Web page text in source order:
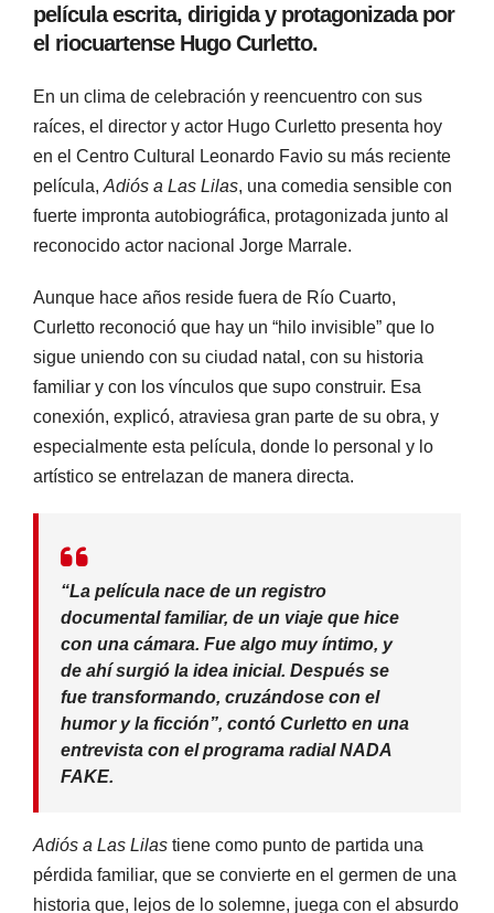
película escrita, dirigida y protagonizada por
el riocuartense Hugo Curletto.
En un clima de celebración y reencuentro con sus
raíces, el director y actor Hugo Curletto presenta hoy
en el Centro Cultural Leonardo Favio su más reciente
película, Adiós a Las Lilas, una comedia sensible con
fuerte impronta autobiográfica, protagonizada junto al
reconocido actor nacional Jorge Marrale.
Aunque hace años reside fuera de Río Cuarto,
Curletto reconoció que hay un “hilo invisible” que lo
sigue uniendo con su ciudad natal, con su historia
familiar y con los vínculos que supo construir. Esa
conexión, explicó, atraviesa gran parte de su obra, y
especialmente esta película, donde lo personal y lo
artístico se entrelazan de manera directa.
“La película nace de un registro
documental familiar, de un viaje que hice
con una cámara. Fue algo muy íntimo, y
de ahí surgió la idea inicial. Después se
fue transformando, cruzándose con el
humor y la ficción”, contó Curletto en una
entrevista con el programa radialNADA
FAKE.
Adiós a Las Lilas tiene como punto de partida una
pérdida familiar, que se convierte en el germen de una
historia que, lejos de lo solemne, juega con el absurdo